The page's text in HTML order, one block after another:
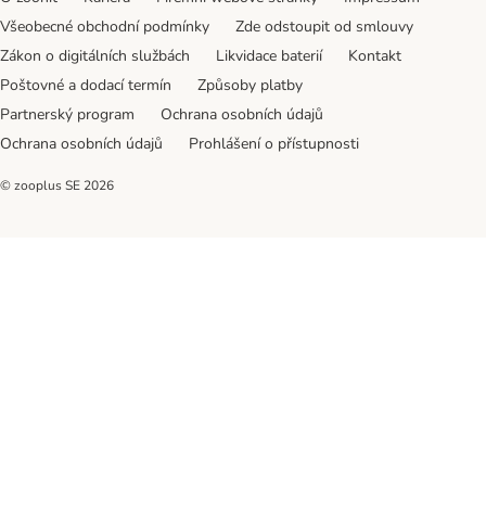
Všeobecné obchodní podmínky
Zde odstoupit od smlouvy
Zákon o digitálních službách
Likvidace baterií
Kontakt
Poštovné a dodací termín
Způsoby platby
Partnerský program
Ochrana osobních údajů
Ochrana osobních údajů
Prohlášení o přístupnosti
© zooplus SE 2026